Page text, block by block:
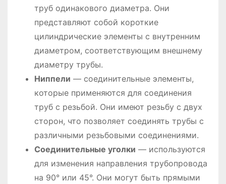
труб одинакового диаметра. Они
представляют собой короткие
цилиндрические элементы с внутренним
диаметром, соответствующим внешнему
диаметру трубы.
Ниппели ― соединительные элементы,
которые применяются для соединения
труб с резьбой. Они имеют резьбу с двух
сторон, что позволяет соединять трубы с
различными резьбовыми соединениями.
Соединительные уголки ― используются
для изменения направления трубопровода
на 90° или 45°. Они могут быть прямыми